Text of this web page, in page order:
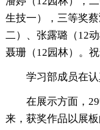
生技一），三等奖
二）、张露璐（12
聂珊（12园林）。
学习部成员在认
在展示方面，
来，获奖作品以展